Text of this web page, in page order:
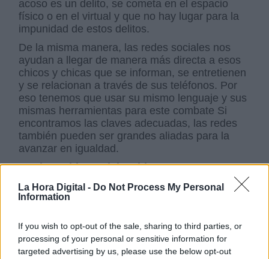
La Hora Digital - Do Not Process My Personal
Information
If you wish to opt-out of the sale, sharing to third parties, or
processing of your personal or sensitive information for
targeted advertising by us, please use the below opt-out
acoso es un delito, se cometa en el espacio
físico o en el virtual y que no hay lugar para la
impunidad de estos delitos.
De la misma manera, las redes sociales nos
ayudan a llegar de manera más directa a esos
chicos y chicas que se informan, se entretienen
y se relacionan a través de sus teléfonos. Por
eso tenemos que usar su mismo lenguaje y sus
mismas herramientas para este combate Si
encontramos las claves adecuadas, las redes
también pueden ser grandes aliadas para la
avanzar en igualdad.
El Presidente del Gobierno asegura y
tiene a gala presidir un Gobierno que hace
bandera de la igualdad de forma transversal
transversal?
El gobierno del presidente Sánchez es un